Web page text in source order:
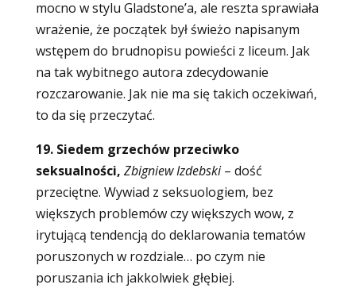
mocno w stylu Gladstone’a, ale reszta sprawiała
wrażenie, że początek był świeżo napisanym
wstępem do brudnopisu powieści z liceum. Jak
na tak wybitnego autora zdecydowanie
rozczarowanie. Jak nie ma się takich oczekiwań,
to da się przeczytać.
19. Siedem grzechów przeciwko
seksualności, Zbigniew Izdebski– dość
przeciętne. Wywiad z seksuologiem, bez
większych problemów czy większych wow, z
irytującą tendencją do deklarowania tematów
poruszonych w rozdziale… po czym nie
poruszania ich jakkolwiek głębiej.